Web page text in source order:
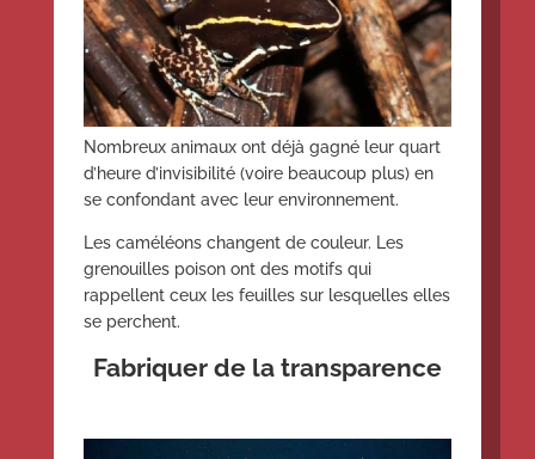
Nombreux animaux ont déjà gagné leur quart
d’heure d’invisibilité (voire beaucoup plus) en
se confondant avec leur environnement.
Les caméléons changent de couleur. Les
grenouilles poison ont des motifs qui
rappellent ceux les feuilles sur lesquelles elles
se perchent.
Fabriquer de la transparence